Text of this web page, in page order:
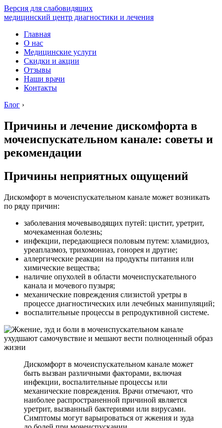
Версия для слабовидящих
медицинский центр диагностики и лечения
Главная
О нас
Медицинские услуги
Скидки и акции
Отзывы
Наши врачи
Контакты
Блог ›
Причины и лечение дискомфорта в
мочеиспускательном канале: советы и
рекомендации
Причины неприятных ощущений
Дискомфорт в мочеиспускательном канале может возникать
по ряду причин:
заболевания мочевыводящих путей: цистит, уретрит,
мочекаменная болезнь;
инфекции, передающиеся половым путем: хламидиоз,
уреаплазмоз, трихомониаз, гонорея и другие;
аллергические реакции на продукты питания или
химические вещества;
наличие опухолей в области мочеиспускательного
канала и мочевого пузыря;
механические повреждения слизистой уретры в
процессе диагностических или лечебных манипуляций;
воспалительные процессы в репродуктивной системе.
Дискомфорт в мочеиспускательном канале может
быть вызван различными факторами, включая
инфекции, воспалительные процессы или
механические повреждения. Врачи отмечают, что
наиболее распространенной причиной является
уретрит, вызванный бактериями или вирусами.
Симптомы могут варьироваться от жжения и зуда